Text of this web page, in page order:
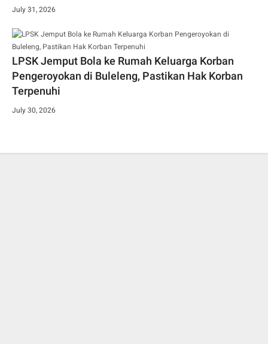
July 31, 2026
LPSK Jemput Bola ke Rumah Keluarga Korban
Pengeroyokan di Buleleng, Pastikan Hak Korban
Terpenuhi
July 30, 2026